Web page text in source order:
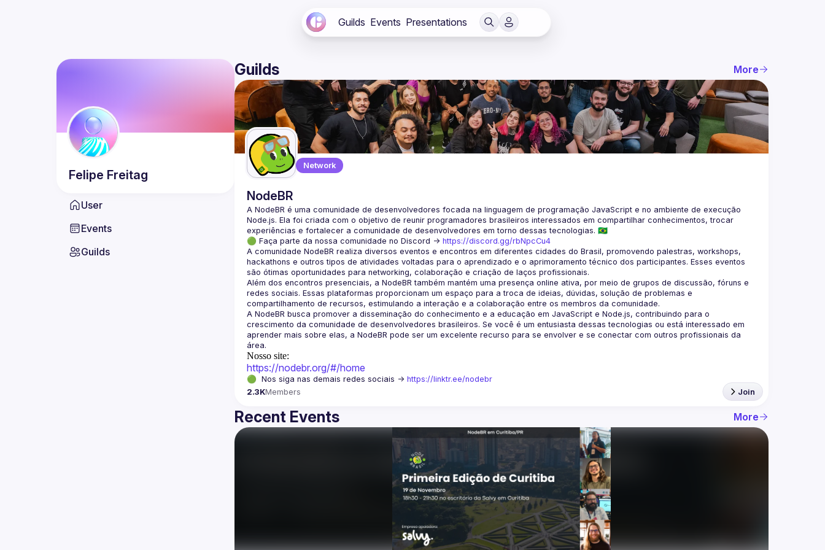
Guilds Events Presentations
Felipe Freitag
User
Events
Guilds
Guilds More
Network
NodeBR
A NodeBR é uma comunidade de desenvolvedores focada na linguagem de programação JavaScript e no ambiente de execução
Node.js. Ela foi criada com o objetivo de reunir programadores brasileiros interessados em compartilhar conhecimentos, trocar
🟢 Faça parte da nossa comunidade no Discord -> https://discord.gg/rbNpcCu4
A comunidade NodeBR realiza diversos eventos e encontros em diferentes cidades do Brasil, promovendo palestras, workshops,
hackathons e outros tipos de atividades voltadas para o aprendizado e o aprimoramento técnico dos participantes. Esses eventos
Além dos encontros presenciais, a NodeBR também mantém uma presença online ativa, por meio de grupos de discussão, fóruns e
redes sociais. Essas plataformas proporcionam um espaço para a troca de ideias, dúvidas, solução de problemas e
A NodeBR busca promover a disseminação do conhecimento e a educação em JavaScript e Node.js, contribuindo para o
crescimento da comunidade de desenvolvedores brasileiros. Se você é um entusiasta dessas tecnologias ou está interessado em
aprender mais sobre elas, a NodeBR pode ser um excelente recurso para se envolver e se conectar com outros profissionais da
Nosso site:
https://nodebr.org/#/home
🟢  Nos siga nas demais redes sociais -> https://linktr.ee/nodebr
2.3KMembers Join
Recent Events More